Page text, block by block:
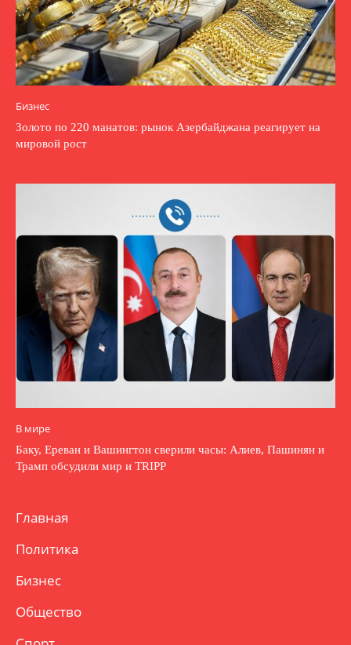
Бизнес
Золото по 220 манатов: рынок Азербайджана реагирует на
мировой рост
В мире
Баку, Ереван и Вашингтон сверили часы: Алиев, Пашинян и
Трамп обсудили мир и TRIPP
Главная
Политика
Бизнес
Общество